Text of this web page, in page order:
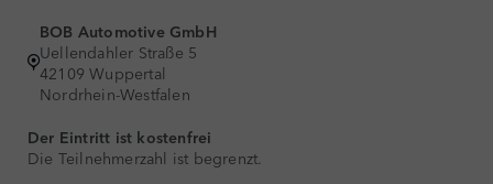
BOB Automotive GmbH
Uellendahler Straße 5
42109 Wuppertal
Nordrhein-Westfalen
Der Eintritt ist kostenfrei
Die Teilnehmerzahl ist begrenzt.